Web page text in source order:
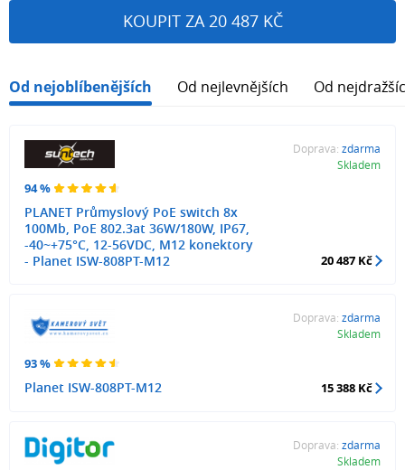
KOUPIT ZA 20 487 KČ
Od nejoblíbenějších Od nejlevnějších Od
94 %
PLANET Průmyslový PoE switch 8x
100Mb, PoE 802.3at 36W/180W, IP67,
-40~+75°C, 12-56VDC, M12 konektory
- Planet ISW-808PT-M12
Doprava: zdarma
Skladem
20 487 Kč
93 %
Planet ISW-808PT-M12
Doprava: zdarma
Skladem
15 388 Kč
Doprava: zdarma
Skladem